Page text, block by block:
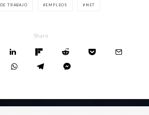
TRABAJO EMPLEOS NET
Share